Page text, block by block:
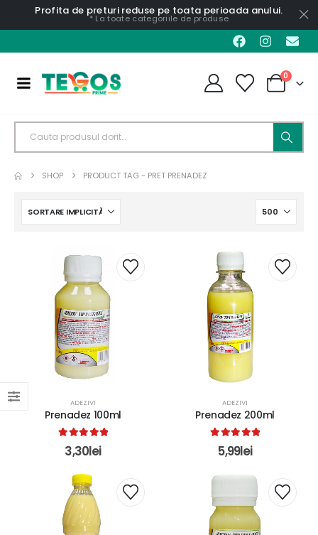
Profita de preturi reduse pe toata perioada anului.
* La toate categoriile de produse
0
SHOP PRODUCT TAG - PRET PRENADEZ
ADEZIVI
Prenadez 100ml
5.00 out of 5
3,30lei
ADEZIVI
Prenadez 200ml
5.00 out of 5
5,99lei